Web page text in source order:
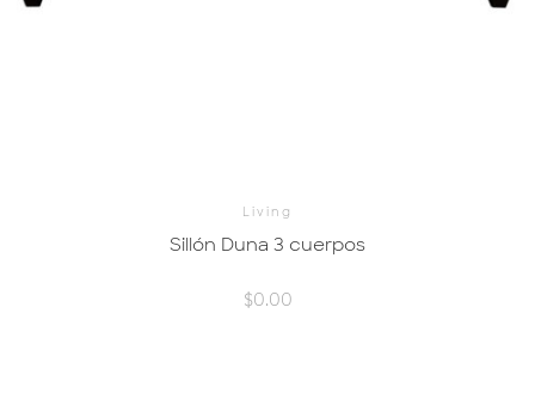
Living
Sillón Duna 3 cuerpos
$0.00